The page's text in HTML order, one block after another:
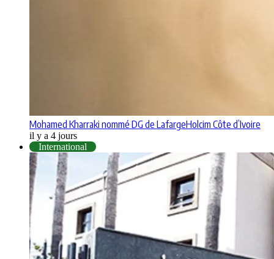
Mohamed Kharraki nommé DG de LafargeHolcim Côte d’Ivoire
il y a 4 jours
International